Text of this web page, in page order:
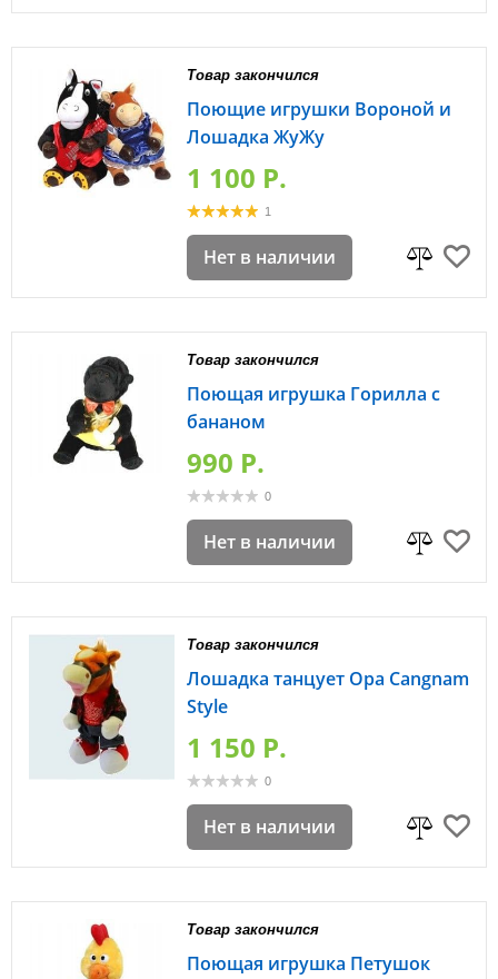
Товар закончился
Поющие игрушки Вороной и
Лошадка ЖуЖу
1 100 P.
1
Нет в наличии
Товар закончился
Поющая игрушка Горилла с
бананом
990 P.
0
Нет в наличии
Товар закончился
Лошадка танцует Opa Cangnam
Style
1 150 P.
0
Нет в наличии
Товар закончился
Поющая игрушка Петушок